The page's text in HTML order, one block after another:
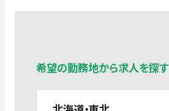
希望の勤務地から求人を探す